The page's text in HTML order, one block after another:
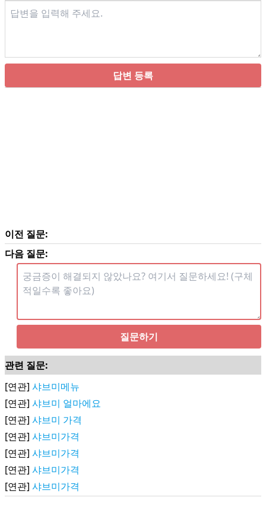
답변 등록
이전 질문:
다음 질문:
질문하기
관련 질문:
[연관] 샤브미메뉴
[연관] 샤브미 얼마에요
[연관] 샤브미 가격
[연관] 샤브미가격
[연관] 샤브미가격
[연관] 샤브미가격
[연관] 샤브미가격